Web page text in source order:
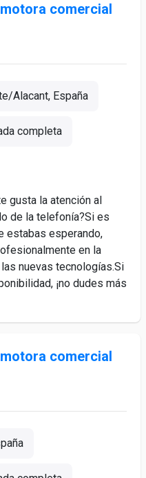
comercial
Alacant, España
completa
gusta la atención al
de la telefonía?Si es
estabas esperando,
en la
nuevas tecnologías.Si
¡no dudes más
comercial